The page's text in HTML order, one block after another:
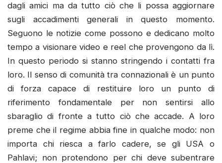
dagli amici ma da tutto ciò che li possa aggiornare
sugli accadimenti generali in questo momento.
Seguono le notizie come possono e dedicano molto
tempo a visionare video e reel che provengono da lì.
In questo periodo si stanno stringendo i contatti fra
loro. Il senso di comunità tra connazionali è un punto
di forza capace di restituire loro un punto di
riferimento fondamentale per non sentirsi allo
sbaraglio di fronte a tutto ciò che accade. A loro
preme che il regime abbia fine in qualche modo: non
importa chi riesca a farlo cadere, se gli USA o
Pahlavi; non protendono per chi deve subentrare